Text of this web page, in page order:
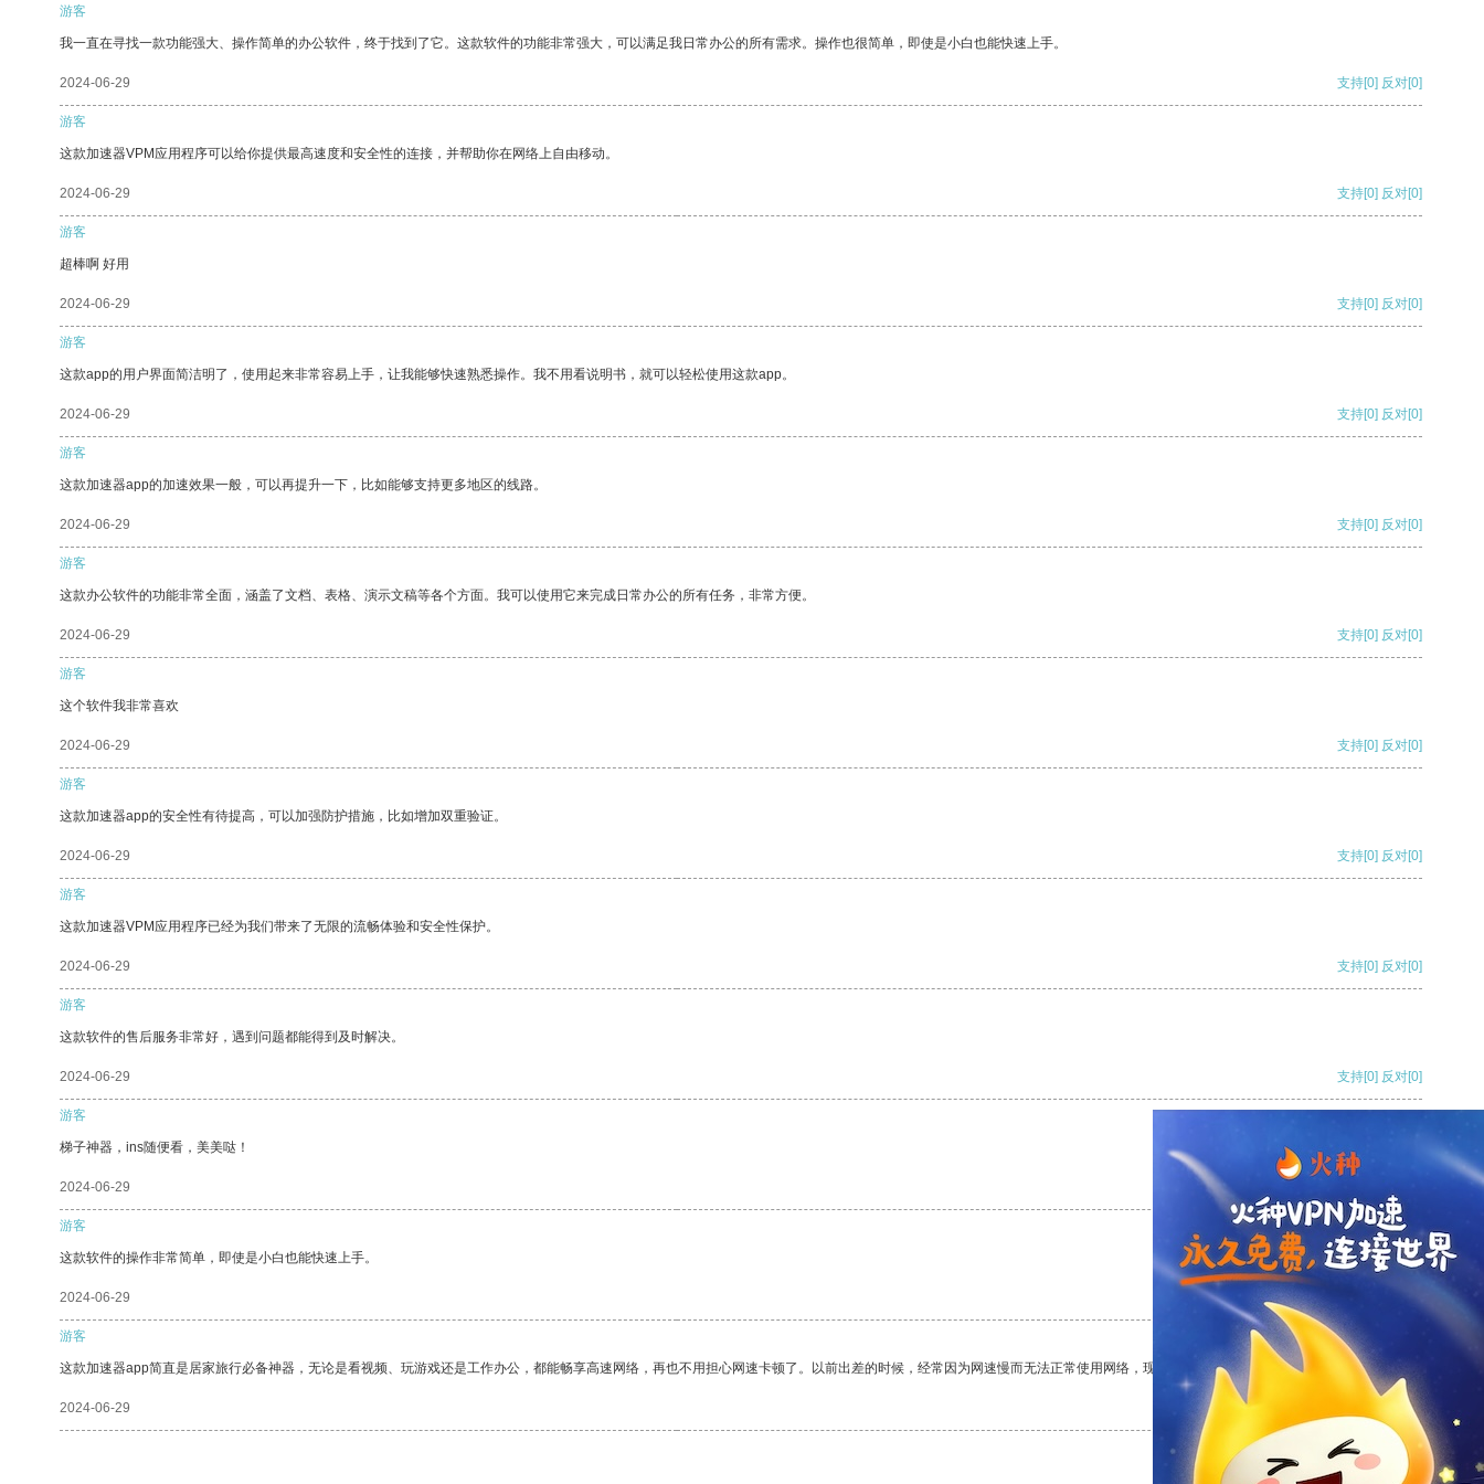
游客
我一直在寻找一款功能强大、操作简单的办公软件，终于找到了它。这款软件的功能非常强大，可以满足我日常办公的所有需求。操作也很简单，即使是小白也能快速上手。
2024-06-29 支持[0] 反对[0]
游客
这款加速器VPM应用程序可以给你提供最高速度和安全性的连接，并帮助你在网络上自由移动。
2024-06-29 支持[0] 反对[0]
游客
超棒啊 好用
2024-06-29 支持[0] 反对[0]
游客
这款app的用户界面简洁明了，使用起来非常容易上手，让我能够快速熟悉操作。我不用看说明书，就可以轻松使用这款app。
2024-06-29 支持[0] 反对[0]
游客
这款加速器app的加速效果一般，可以再提升一下，比如能够支持更多地区的线路。
2024-06-29 支持[0] 反对[0]
游客
这款办公软件的功能非常全面，涵盖了文档、表格、演示文稿等各个方面。我可以使用它来完成日常办公的所有任务，非常方便。
2024-06-29 支持[0] 反对[0]
游客
这个软件我非常喜欢
2024-06-29 支持[0] 反对[0]
游客
这款加速器app的安全性有待提高，可以加强防护措施，比如增加双重验证。
2024-06-29 支持[0] 反对[0]
游客
这款加速器VPM应用程序已经为我们带来了无限的流畅体验和安全性保护。
2024-06-29 支持[0] 反对[0]
游客
这款软件的售后服务非常好，遇到问题都能得到及时解决。
2024-06-29 支持[0] 反对[0]
游客
梯子神器，ins随便看，美美哒！
2024-06-29
游客
这款软件的操作非常简单，即使是小白也能快速上手。
2024-06-29 反对
游客
这款加速器app简直是居家旅行必备神器，无论是看视频、玩游戏还是工作办公，都能畅享高速网络，再也不用担心网速卡顿了。以前出差的时候，经常因为网速慢而无法正常使用网络，现在有了这个app，我再也不用担心了。
2024-06-29 反对[0]